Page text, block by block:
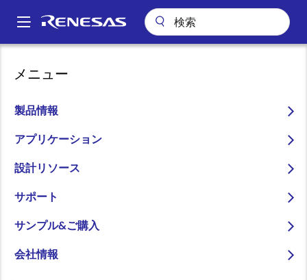
ン
Main
メニュー
製品情報
アプリケーション
設計リソース
サポート
サンプル&ご購入
会社情報
パ
ン
く
ず
宇宙航空分野向け高信頼リアルタイムOS「T-Kernel 2.0 AeroSpace」
宇宙航空分野向け高信頼リ
アルタイムOS「T-Kernel
2.0 AeroSpace」をルネサ
ス製車載用マイコン
「SH72544R」に移植